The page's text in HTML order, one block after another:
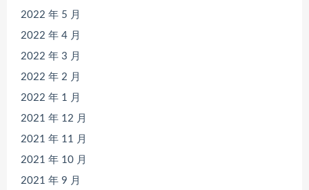
2022 年 5 月
2022 年 4 月
2022 年 3 月
2022 年 2 月
2022 年 1 月
2021 年 12 月
2021 年 11 月
2021 年 10 月
2021 年 9 月